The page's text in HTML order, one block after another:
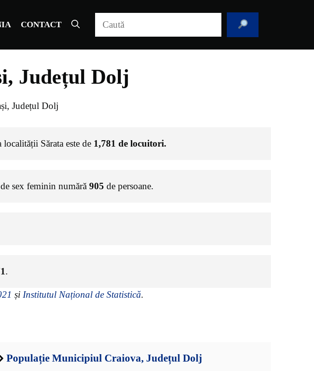
CONTACT
Județul Dolj
Județul Dolj
Sărata este de 1,781 de locuitori.
sex feminin numără 905 de persoane.
.
și Institutul Național de Statistică.
Populație Municipiul Craiova, Județul Dolj